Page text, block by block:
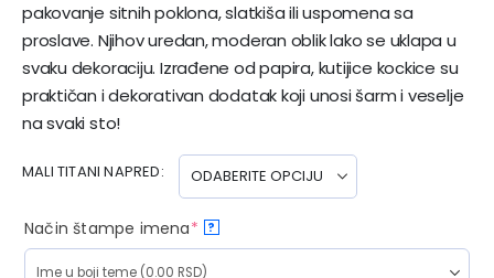
pakovanje sitnih poklona, slatkiša ili uspomena sa
proslave. Njihov uredan, moderan oblik lako se uklapa u
svaku dekoraciju. Izrađene od papira, kutijice kockice su
praktičan i dekorativan dodatak koji unosi šarm i veselje
na svaki sto!
MALI TITANI NAPRED
Način štampe imena* ?